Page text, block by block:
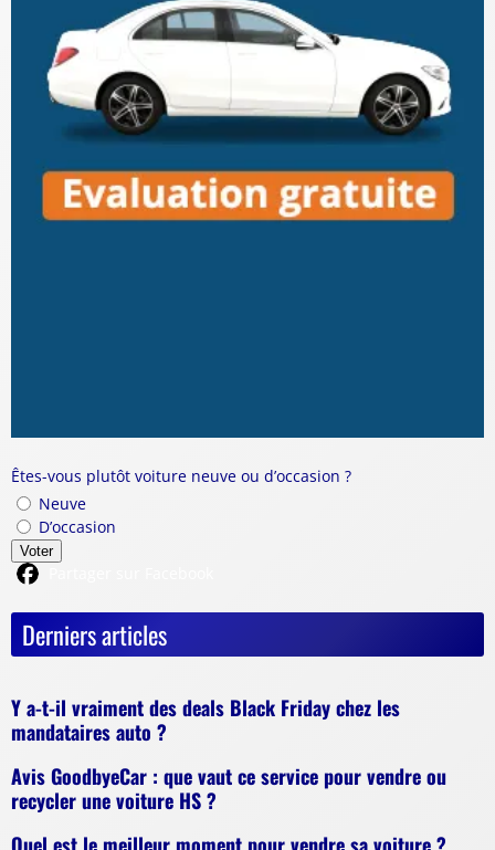
Êtes-vous plutôt voiture neuve ou d’occasion ?
Neuve
D’occasion
Voter
Derniers articles
Y a-t-il vraiment des deals Black Friday chez les
mandataires auto ?
Avis GoodbyeCar : que vaut ce service pour vendre ou
recycler une voiture HS ?
Quel est le meilleur moment pour vendre sa voiture ?